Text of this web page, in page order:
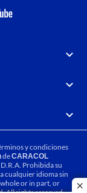
youtube-
y condiciones
deCARACOL
Prohibida su
cualquier idioma sin
or in part, or